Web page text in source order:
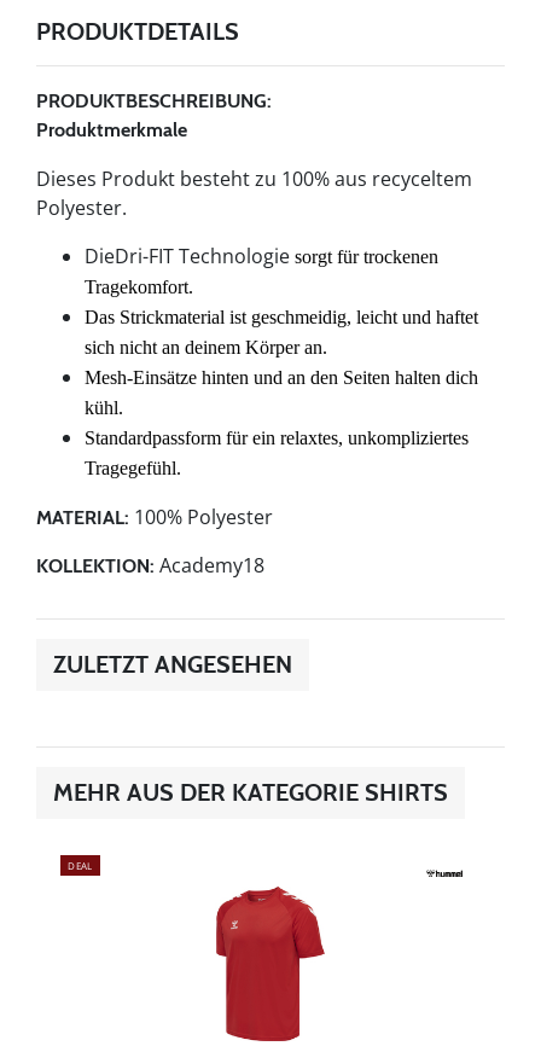
PRODUKTDETAILS
PRODUKTBESCHREIBUNG:
Produktmerkmale
Dieses Produkt besteht zu 100% aus recyceltem
Polyester.
DieDri-FIT Technologie sorgt für trockenen
Tragekomfort.
Das Strickmaterial ist geschmeidig, leicht und haftet
sich nicht an deinem Körper an.
Mesh-Einsätze hinten und an den Seiten halten dich
kühl.
Standardpassform für ein relaxtes, unkompliziertes
Tragegefühl.
MATERIAL: 100% Polyester
KOLLEKTION: Academy18
ZULETZT ANGESEHEN
MEHR AUS DER KATEGORIE SHIRTS
DEAL